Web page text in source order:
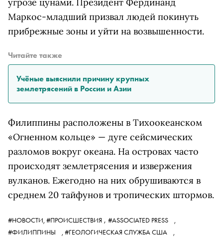
Маркос-младший призвал людей покинуть
прибрежные зоны и уйти на возвышенности.
Читайте также
Учёные выяснили причину крупных
землетрясений в России и Азии
Филиппины расположены в Тихоокеанском
«Огненном кольце» — дуге сейсмических
разломов вокруг океана. На островах часто
происходят землетрясения и извержения
вулканов. Ежегодно на них обрушиваются в
среднем 20 тайфунов и тропических штормов.
#НОВОСТИ, #ПРОИСШЕСТВИЯ , #ASSOCIATED PRESS
,
#ФИЛИППИНЫ
, #ГЕОЛОГИЧЕСКАЯ СЛУЖБА США
,